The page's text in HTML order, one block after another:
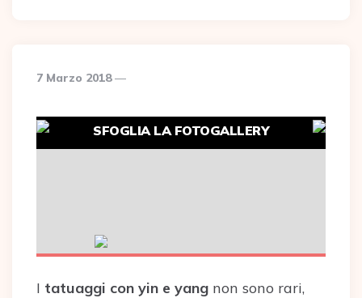
7 Marzo 2018
SFOGLIA LA FOTOGALLERY
I tatuaggi con yin e yang non sono rari,